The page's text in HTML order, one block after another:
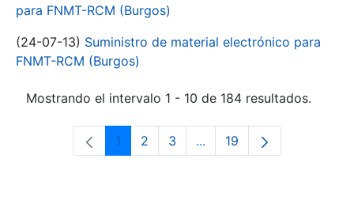
para FNMT-RCM (Burgos)
(24-07-13) Suministro de material electrónico para
FNMT-RCM (Burgos)
Mostrando el intervalo 1 - 10 de 184 resultados.
Página
1 Página
2 Página
3 ...Páginas intermedias Use
Página
19